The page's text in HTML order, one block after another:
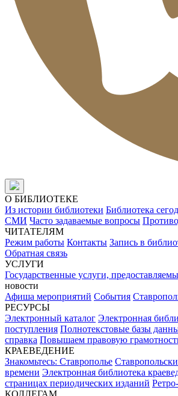
О БИБЛИОТЕКЕ
Из истории библиотеки Библиотека
СМИ Часто задаваемые вопросы
ЧИТАТЕЛЯМ
Режим работы Контакты Запись в
Обратная связь
УСЛУГИ
Государственные услуги,
новости
Афиша мероприятий События
РЕСУРСЫ
Электронный каталог Электронная
поступления Полнотекстовые базы
справка Повышаем правовую
КРАЕВЕДЕНИЕ
Знакомьтесь: Ставрополье
времени Электронная библиотека
страницах периодических изданий
КОЛЛЕГАМ